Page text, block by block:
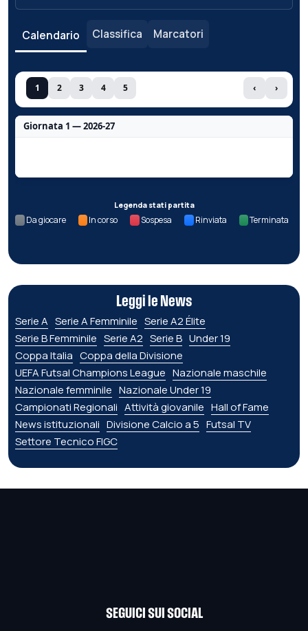
Calendario Classifica Marcatori
1 2 3 4 5 ‹ ›
Giornata 1 — 2026-27
Legenda stati partita
Da giocare In corso Sospesa Rinviata Terminata
Leggi le News
Serie A Serie A Femminile Serie A2 Élite
Serie B Femminile Serie A2 Serie B Under 19
Coppa Italia Coppa della Divisione
UEFA Futsal Champions League Nazionale maschile
Nazionale femminile Nazionale Under 19
Campionati Regionali Attività giovanile Hall of Fame
News istituzionali Divisione Calcio a 5 Futsal TV
Settore Tecnico FIGC
SEGUICI SUI SOCIAL